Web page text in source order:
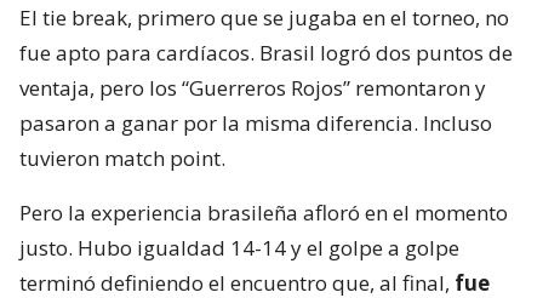
El tie break, primero que se jugaba en el torneo, no
fue apto para cardíacos. Brasil logró dos puntos de
ventaja, pero los “Guerreros Rojos” remontaron y
pasaron a ganar por la misma diferencia. Incluso
tuvieron match point.
Pero la experiencia brasileña afloró en el momento
justo. Hubo igualdad 14-14 y el golpe a golpe
terminó definiendo el encuentro que, al final, fue